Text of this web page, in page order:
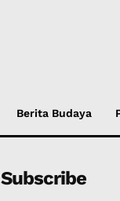
Berita Budaya
Subscribe